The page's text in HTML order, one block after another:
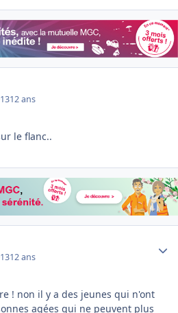
12 ans
le flanc..
12 ans
! non il y a des jeunes qui n'ont
agées qui ne peuvent plus